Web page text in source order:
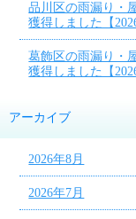
品川区の雨漏り・
獲得しました【
葛飾区の雨漏り・
獲得しました【
アーカイブ
2026年8月
2026年7月